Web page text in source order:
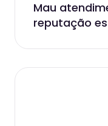
Mau
reputação